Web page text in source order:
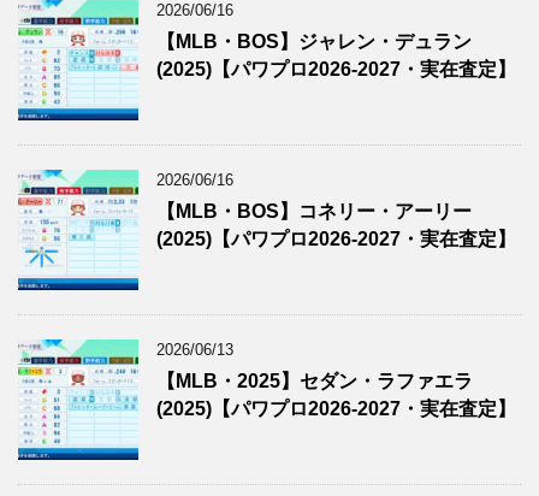
2026/06/16
【MLB・BOS】ジャレン・デュラン
(2025)【パワプロ2026-2027・実在査定】
2026/06/16
【MLB・BOS】コネリー・アーリー
(2025)【パワプロ2026-2027・実在査定】
2026/06/13
【MLB・2025】セダン・ラファエラ
(2025)【パワプロ2026-2027・実在査定】